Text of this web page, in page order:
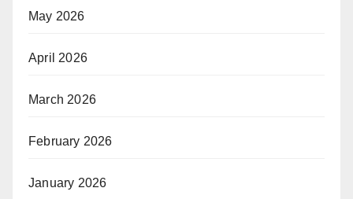
May 2026
April 2026
March 2026
February 2026
January 2026